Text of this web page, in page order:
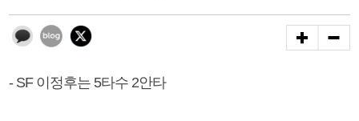
- SF 이정후는 5타수 2안타